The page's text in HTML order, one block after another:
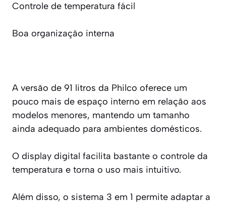
Controle de temperatura fácil
Boa organização interna
A versão de 91 litros da Philco oferece um
pouco mais de espaço interno em relação aos
modelos menores, mantendo um tamanho
ainda adequado para ambientes domésticos.
O display digital facilita bastante o controle da
temperatura e torna o uso mais intuitivo.
Além disso, o sistema 3 em 1 permite adaptar a